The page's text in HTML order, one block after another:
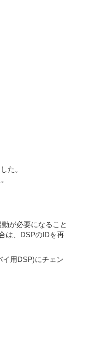
た。
が必要になること
は、DSPのIDを再
用DSP)にチェン